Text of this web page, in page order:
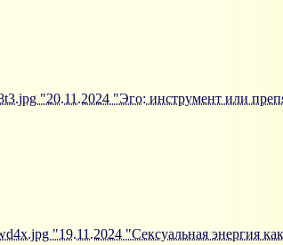
"20.11.2024 "Эго: инструмент или
"19.11.2024 "Сексуальная энергия